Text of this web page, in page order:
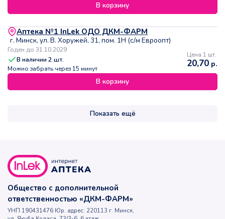
В корзину
Аптека №1 InLek ОДО ДКМ-ФАРМ
г. Минск, ул. В. Хоружей, 31, пом. 1Н (с/м Евроопт)
Годен до 31.10.2029
В наличии2 шт.
Можно забрать через 15 минут
Цена 1 шт.
20,70 р.
В корзину
Показать ещё
Общество с дополнительной
ответственностью «ДКМ-ФАРМ»
УНП 190431476 Юр. адрес: 220113 г. Минск,